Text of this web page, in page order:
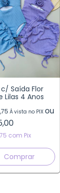
Saída Flor
Lilas 4 Anos
Á vista no PIX ou
com Pix
Comprar